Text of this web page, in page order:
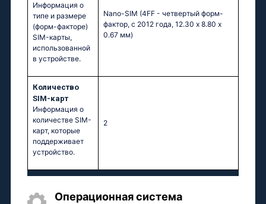
Информация о
типе и размере
(форм-факторе)
SIM-карты,
использованной
в устройстве.
Nano-SIM (4FF - четвертый форм-
фактор, с 2012 года, 12.30 x 8.80 x
0.67 мм)
Количество
SIM-карт
Информация о
количестве SIM-
карт, которые
поддерживает
устройство.
2
Oперационная система